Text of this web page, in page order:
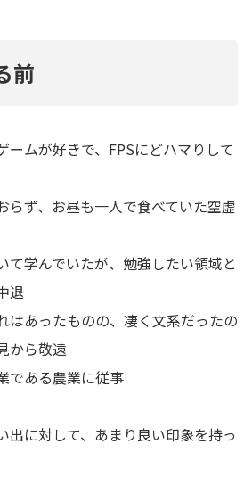
前
ームが好きで、FPSにどハマりして
らず、お昼も一人で食べていた空虚
て学んでいたが、勉強したい領域と
退
はあったものの、凄く文系だったの
から敬遠
である農業に従事
出に対して、あまり良い印象を持っ